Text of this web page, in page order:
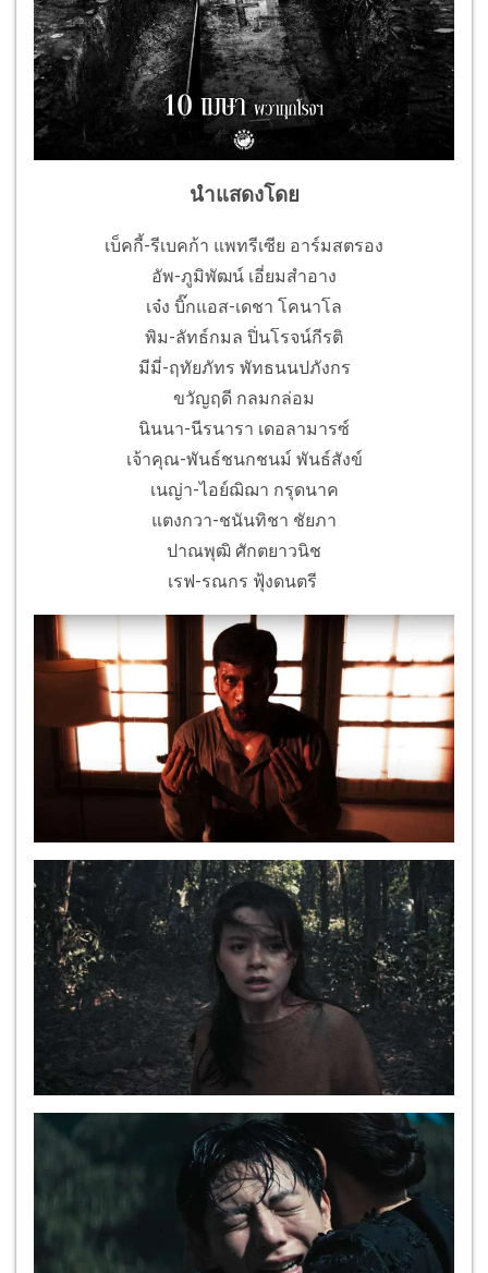
นำแสดงโดย
เบ็คกี้-รีเบคก้า แพทรีเซีย อาร์มสตรอง
อัพ-ภูมิพัฒน์ เอี่ยมสำอาง
เจ๋ง บิ๊กแอส-เดชา โคนาโล
พิม-ลัทธ์กมล ปิ่นโรจน์กีรติ
มีมี่-ฤทัยภัทร พัทธนนปภังกร
ขวัญฤดี กลมกล่อม
นินนา-นีรนารา เดอลามารซ์
เจ้าคุณ-พันธ์ชนกชนม์ พันธ์สังข์
เนญ่า-ไอย์ฌิฌา กรุดนาค
แตงกวา-ชนันทิชา ชัยภา
ปาณพุฒิ ศักตยาวนิช
เรฟ-รณกร ฟุ้งดนตรี